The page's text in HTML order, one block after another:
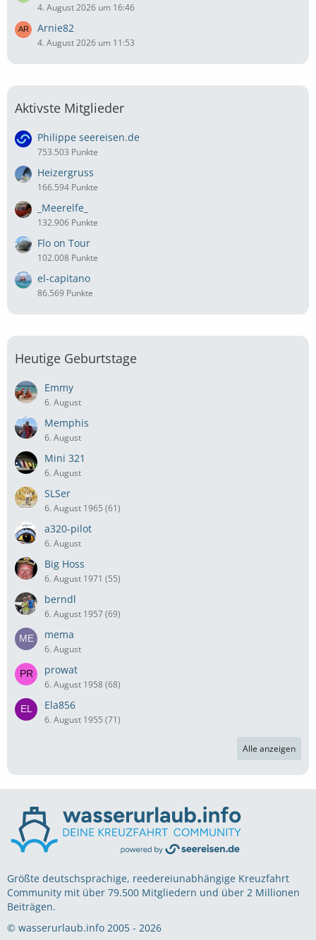
4. August 2026 um 16:46
Arnie82
4. August 2026 um 11:53
Aktivste Mitglieder
Philippe seereisen.de
753.503 Punkte
Heizergruss
166.594 Punkte
_Meerelfe_
132.906 Punkte
Flo on Tour
102.008 Punkte
el-capitano
86.569 Punkte
Heutige Geburtstage
Emmy
6. August
Memphis
6. August
Mini 321
6. August
SLSer
6. August 1965 (61)
a320-pilot
6. August
Big Hoss
6. August 1971 (55)
berndl
6. August 1957 (69)
mema
6. August
prowat
6. August 1958 (68)
Ela856
6. August 1955 (71)
Alle anzeigen
Größte deutschsprachige, reedereiunabhängige Kreuzfahrt
Community mit über 79.500 Mitgliedern und über 2 Millionen
Beiträgen.
© wasserurlaub.info 2005 - 2026